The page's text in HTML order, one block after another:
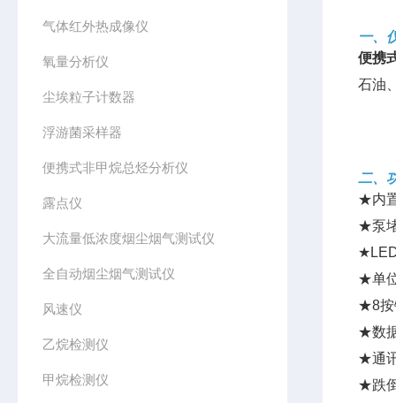
气体红外热成像仪
氧量分析仪
尘埃粒子计数器
浮游菌采样器
便携式非甲烷总烃分析仪
露点仪
大流量低浓度烟尘烟气测试仪
全自动烟尘烟气测试仪
风速仪
乙烷检测仪
甲烷检测仪
一、
便携
石油
二、
★内
★泵
★单
★8按
★数
★通
★跌